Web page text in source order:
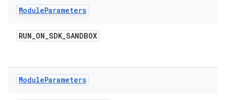
ModuleParameters
RUN_ON_SDK_SANDBOX
ModuleParameters